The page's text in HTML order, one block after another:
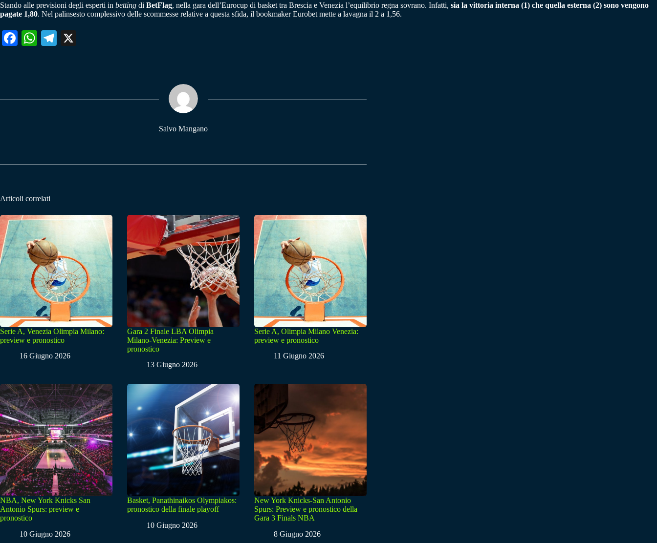
Stando alle previsioni degli esperti in betting di BetFlag, nella gara dell’Eurocup di basket tra Brescia e Venezia l’equilibrio regna sovrano. Infatti, sia la vittoria interna (1) che quella esterna (2) sono vengono
pagate 1,80. Nel palinsesto complessivo delle scommesse relative a questa sfida, il bookmaker Eurobet mette a lavagna il 2 a 1,56.
Fa W
pp
Te
m
Salvo Mangano
Articoli correlati
Serie A, Venezia Olimpia Milano:
preview e pronostico
16 Giugno 2026
Gara 2 Finale LBA Olimpia
Milano-Venezia: Preview e
pronostico
13 Giugno 2026
Serie A, Olimpia Milano Venezia:
preview e pronostico
11 Giugno 2026
NBA, New York Knicks San
Antonio Spurs: preview e
pronostico
10 Giugno 2026
Basket, Panathinaikos Olympiakos:
pronostico della finale playoff
10 Giugno 2026
New York Knicks-San Antonio
Spurs: Preview e pronostico della
Gara 3 Finals NBA
8 Giugno 2026